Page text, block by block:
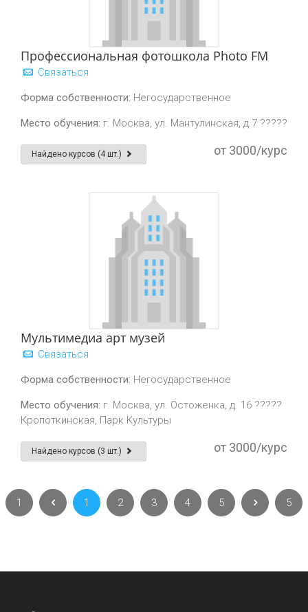
Профессиональная фотошкола Photo FM
Связаться
Форма собственности: Негосударственное
Место обучения: г. Москва, ул. Мантулинская, д.7 ?????
Найдено курсов (4 шт.) от 3000/курс
Мультимедиа арт музей
Связаться
Форма собственности: Негосударственное
Место обучения: г. Москва, ул. Остоженка, д. 16 ?????
Кропоткинская, Парк Культуры
Найдено курсов (3 шт.) от 3000/курс
1 1 2 3 4 5 5